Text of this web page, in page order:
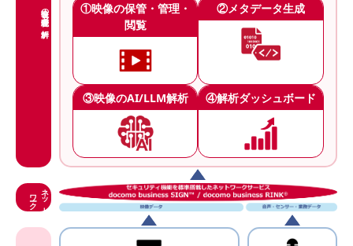
映像の統合管理
/AI解析
①映像の保管・管理・
閲覧
②メタデータ生成
③映像のAI/LLM解析 ④解析ダッシュボード
ネ
ッ
ト
ワ ーク